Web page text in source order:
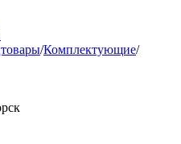
/Комплектующие/